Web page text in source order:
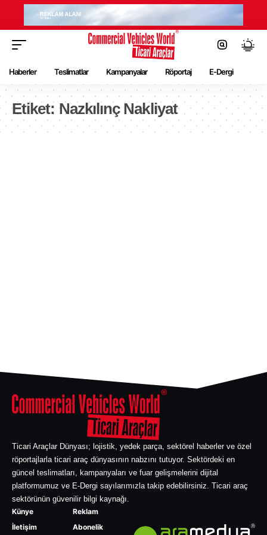
Haberler Teslimatlar Kampanyalar Röportaj E-Dergi
Etiket: Nazkılınç Nakliyat
Ticari Araçlar Dünyası; lojistik, yedek parça, sektörel haberler ve özel
röportajlarla ticari araç dünyasının nabzını tutuyor. Sektördeki en
güncel teslimatları, kampanyaları ve fuar gelişmelerini dijital
platformumuz ve E-Dergi sayılarımızla takip edebilirsiniz. Ticari araç
sektörünün güvenilir bilgi kaynağı.
Künye
İletişim
Reklam
Abonelik